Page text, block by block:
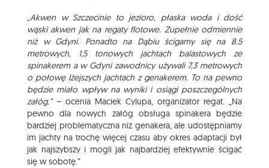
„Akwen w Szczecinie to jezioro, płaska woda i dość
wąski akwen jak na regaty flotowe. Zupełnie odmiennie
niż w Gdyni. Ponadto na Dąbiu ścigamy się na 8.5
metrowych, 1,5 tonowych jachtach balastowych ze
spinakerem a w Gdyni zawodnicy używali 7,3 metrowych
o połowę lżejszych jachtach z genakerem. To na pewno
będzie miało wpływ na wyniki i osiągi poszczególnych
załóg.”– ocenia Maciek Cylupa, organizator regat. „Na
pewno dla nowych załóg obsługa spinakera będzie
bardziej problematyczna niż genakera, ale udostępniamy
im jachty na trochę więcej czasu aby okres adaptacji był
jak najszybszy i mogli jak najbardziej efektywnie ścigać
się w sobotę.”